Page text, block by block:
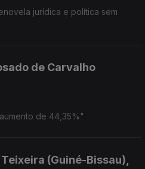
jurídica e política sem
de Carvalho
de 44,35%"
(Guiné-Bissau),